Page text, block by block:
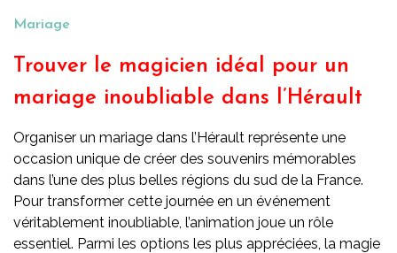
Mariage
Trouver le magicien idéal pour un
mariage inoubliable dans l’Hérault
Organiser un mariage dans l’Hérault représente une
occasion unique de créer des souvenirs mémorables
dans l’une des plus belles régions du sud de la France.
Pour transformer cette journée en un événement
véritablement inoubliable, l’animation joue un rôle
essentiel. Parmi les options les plus appréciées, la magie